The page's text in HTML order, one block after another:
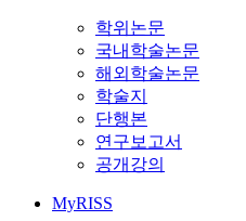
학위논문
국내학술논문
해외학술논문
학술지
단행본
연구보고서
공개강의
MyRISS